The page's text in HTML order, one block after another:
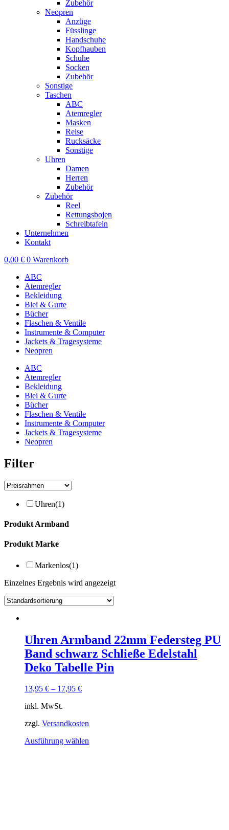
Zubehör
Neopren
Anzüge
Füsslinge
Handschuhe
Kopfhauben
Schuhe
Socken
Zubehör
Sonstige
Taschen
ABC
Atemregler
Masken
Reise
Rucksäcke
Sonstige
Uhren
Damen
Herren
Zubehör
Zubehör
Reel
Rettungsbojen
Schreibtafeln
Unternehmen
Kontakt
0,00 € 0 Warenkorb
ABC
Atemregler
Bekleidung
Blei & Gurte
Bücher
Flaschen & Ventile
Instrumente & Computer
Jackets & Tragesysteme
Neopren
ABC
Atemregler
Bekleidung
Blei & Gurte
Bücher
Flaschen & Ventile
Instrumente & Computer
Jackets & Tragesysteme
Neopren
Filter
Uhren(1)
Produkt Armband
Produkt Marke
Markenlos(1)
Einzelnes Ergebnis wird angezeigt
Uhren Armband 22mm Federsteg PU
Band schwarz Schließe Edelstahl
Deko Tabelle Pin
13,95 € – 17,95 €
inkl. MwSt.
zzgl. Versandkosten
Ausführung wählen